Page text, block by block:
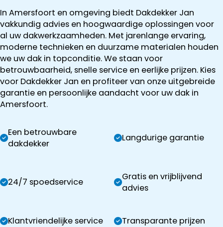
In Amersfoort en omgeving biedt Dakdekker Jan
vakkundig advies en hoogwaardige oplossingen voor
al uw dakwerkzaamheden. Met jarenlange ervaring,
moderne technieken en duurzame materialen houden
we uw dak in topconditie. We staan voor
betrouwbaarheid, snelle service en eerlijke prijzen. Kies
voor Dakdekker Jan en profiteer van onze uitgebreide
garantie en persoonlijke aandacht voor uw dak in
Amersfoort.
Een betrouwbare
dakdekker
Langdurige garantie
24/7 spoedservice
Gratis en vrijblijvend
advies
Klantvriendelijke service Transparante prijzen